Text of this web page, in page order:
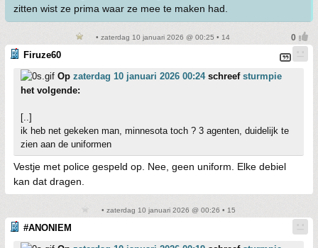
zitten wist ze prima waar ze mee te maken had.
• zaterdag 10 januari 2026 @ 00:25 • 14
Firuze60
Op zaterdag 10 januari 2026 00:24schreef sturmpie
het volgende:
[..]
ik heb net gekeken man, minnesota toch ? 3 agenten, duidelijk te
zien aan de uniformen
Vestje met police gespeld op. Nee, geen uniform. Elke debiel
kan dat dragen.
• zaterdag 10 januari 2026 @ 00:26 • 15
#ANONIEM